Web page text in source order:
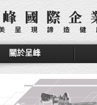
關於呈峰